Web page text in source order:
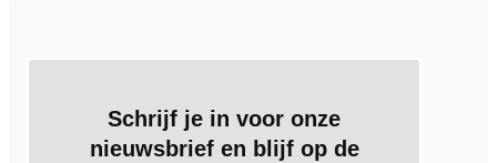
Schrijf je in voor onze
nieuwsbrief en blijf op de